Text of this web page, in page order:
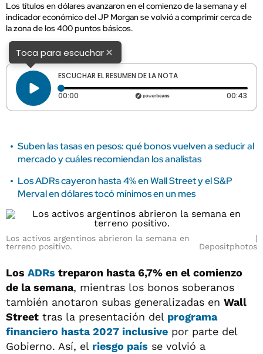
Los títulos en dólares avanzaron en el comienzo de la semana y el
indicador económico del JP Morgan se volvió a comprimir cerca de
la zona de los 400 puntos básicos.
Toca para escuchar×
ESCUCHAR EL RESUMEN DE LA NOTA
00:00 Tiempo transcurrido: 0 segundos 00:43
Suben las tasas en pesos: qué bonos vuelven a seducir al
mercado y cuáles recomiendan los analistas
Los ADRs cayeron hasta 4% en Wall Street y el S&P
Merval en dólares tocó mínimos en un mes
Los activos argentinos abrieron la semana en
terreno positivo.
Depositphotos
Los ADRs treparon hasta 6,7% en el comienzo
de la semana, mientras los bonos soberanos
también anotaron subas generalizadas en Wall
Street tras la presentación del programa
financiero hasta 2027 inclusive por parte del
Gobierno. Así, el riesgo país se volvió a